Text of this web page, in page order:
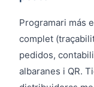
Programari más
complet
pedidos,
albaranes i QR.